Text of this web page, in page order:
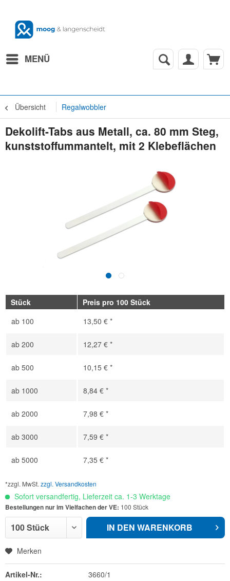
MENÜ
Übersicht Regalwobbler
Dekolift-Tabs aus Metall, ca. 80 mm Steg,
kunststoffummantelt, mit 2 Klebeflächen
Stück
Preis pro 100 Stück
ab 100 13,50 € *
ab 200 12,27 € *
ab 500 10,15 € *
ab 1000 8,84 € *
ab 2000 7,98 € *
ab 3000 7,59 € *
ab 5000 7,35 € *
*zzgl. MwSt. zzgl. Versandkosten
Sofort versandfertig, Lieferzeit ca. 1-3 Werktage
Bestellungen nur im Vielfachen der VE: 100 Stück
IN DEN WARENKORB
Merken
Artikel-Nr.: 3660/1